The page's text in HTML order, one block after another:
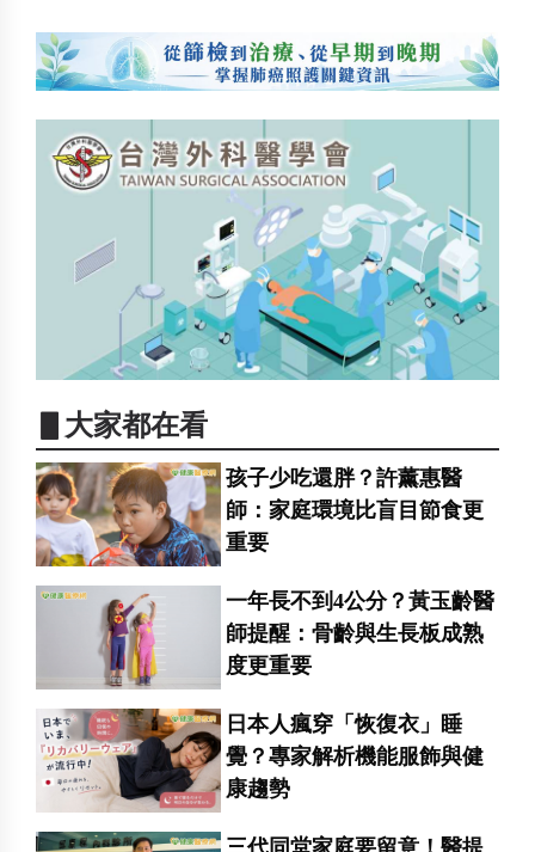
▋大家都在看
孩子少吃還胖？許薰惠醫
師：家庭環境比盲目節食更
重要
一年長不到4公分？黃玉齡醫
師提醒：骨齡與生長板成熟
度更重要
日本人瘋穿「恢復衣」睡
覺？專家解析機能服飾與健
康趨勢
三代同堂家庭要留意！醫提